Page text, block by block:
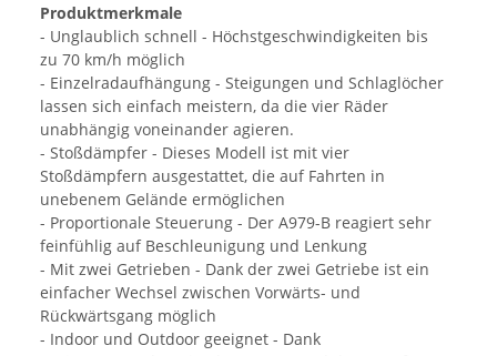
Produktmerkmale
- Unglaublich schnell - Höchstgeschwindigkeiten bis
zu 70 km/h möglich
- Einzelradaufhängung - Steigungen und Schlaglöcher
lassen sich einfach meistern, da die vier Räder
unabhängig voneinander agieren.
- Stoßdämpfer - Dieses Modell ist mit vier
Stoßdämpfern ausgestattet, die auf Fahrten in
unebenem Gelände ermöglichen
- Proportionale Steuerung - Der A979-B reagiert sehr
feinfühlig auf Beschleunigung und Lenkung
- Mit zwei Getrieben - Dank der zwei Getriebe ist ein
einfacher Wechsel zwischen Vorwärts- und
Rückwärtsgang möglich
- Indoor und Outdoor geeignet - Dank